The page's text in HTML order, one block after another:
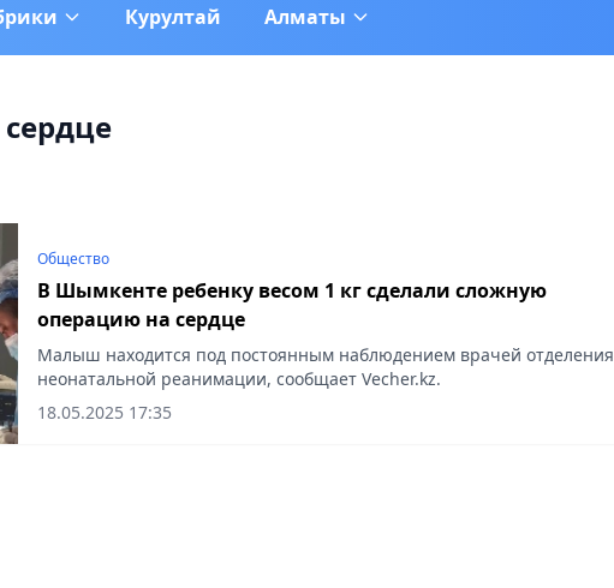
Курултай Алматы
Общество
В Шымкенте ребенку весом 1 кг сделали сложную
операцию на сердце
Малыш находится под постоянным наблюдением врачей отделения
неонатальной реанимации, сообщает Vecher.kz.
18.05.2025 17:35